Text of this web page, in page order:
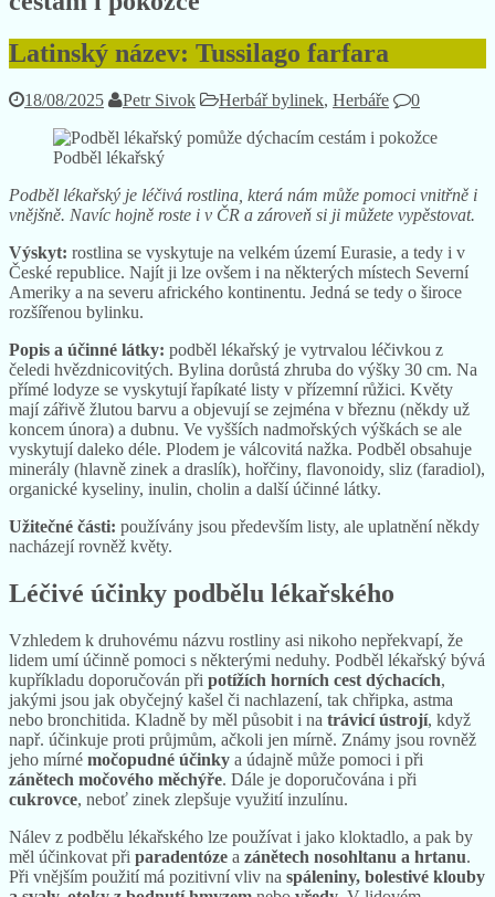
Latinský název: Tussilago farfara
18/08/2025 Petr Sivok Herbář bylinek, Herbáře 0
Podběl lékařský
Podběl lékařský je léčivá rostlina, která nám může pomoci vnitřně i
vnějšně. Navíc hojně roste i v ČR a zároveň si ji můžete vypěstovat.
Výskyt: rostlina se vyskytuje na velkém území Eurasie, a tedy i v
České republice. Najít ji lze ovšem i na některých místech Severní
Ameriky a na severu afrického kontinentu. Jedná se tedy o široce
rozšířenou bylinku.
Popis a účinné látky: podběl lékařský je vytrvalou léčivkou z
čeledi hvězdnicovitých. Bylina dorůstá zhruba do výšky 30 cm. Na
přímé lodyze se vyskytují řapíkaté listy v přízemní růžici. Květy
mají zářivě žlutou barvu a objevují se zejména v březnu (někdy už
koncem února) a dubnu. Ve vyšších nadmořských výškách se ale
vyskytují daleko déle. Plodem je válcovitá nažka. Podběl obsahuje
minerály (hlavně zinek a draslík), hořčiny, flavonoidy, sliz (faradiol),
organické kyseliny, inulin, cholin a další účinné látky.
Užitečné části: používány jsou především listy, ale uplatnění někdy
nacházejí rovněž květy.
Léčivé účinky podbělu lékařského
Vzhledem k druhovému názvu rostliny asi nikoho nepřekvapí, že
lidem umí účinně pomoci s některými neduhy. Podběl lékařský bývá
kupříkladu doporučován při potížích horních cest dýchacích,
jakými jsou jak obyčejný kašel či nachlazení, tak chřipka, astma
nebo bronchitida. Kladně by měl působit i na trávicí ústrojí, když
např. účinkuje proti průjmům, ačkoli jen mírně. Známy jsou rovněž
jeho mírné močopudné účinky a údajně může pomoci i při
zánětech močového měchýře. Dále je doporučována i při
cukrovce, neboť zinek zlepšuje využití inzulínu.
Nálev z podbělu lékařského lze používat i jako kloktadlo, a pak by
měl účinkovat při paradentóze a zánětech nosohltanu a hrtanu.
Při vnějším použití má pozitivní vliv na spáleniny, bolestivé klouby